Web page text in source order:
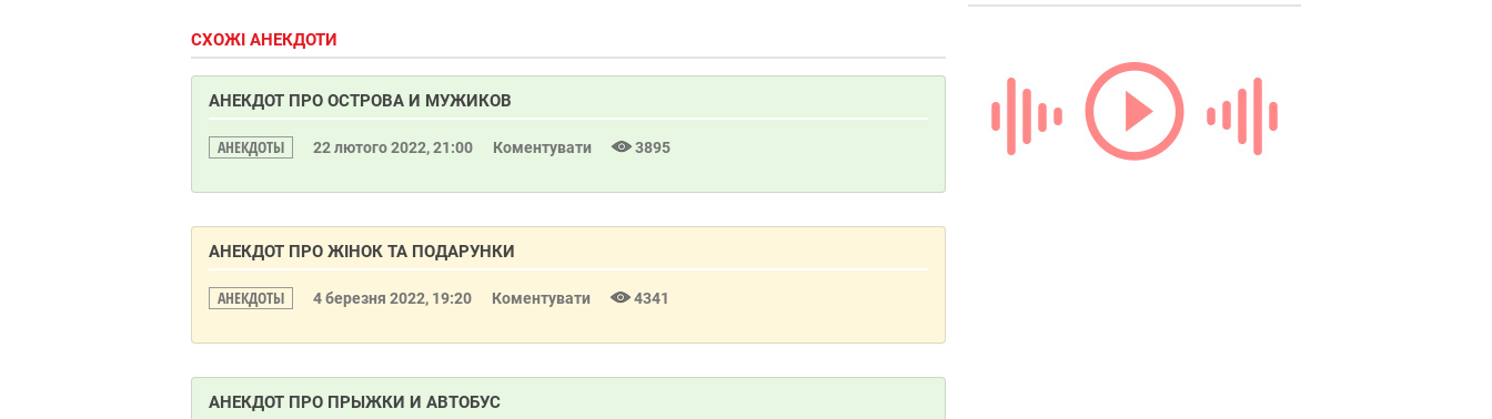
СХОЖІ АНЕКДОТИ
АНЕКДОТ ПРО ОСТРОВА И МУЖИКОВ
АНЕКДОТЫ 22 лютого 2022, 21:00 Коментувати 3895
АНЕКДОТ ПРО ЖІНОК ТА ПОДАРУНКИ
АНЕКДОТЫ 4 березня 2022, 19:20 Коментувати 4341
АНЕКДОТ ПРО ПРЫЖКИ И АВТОБУС